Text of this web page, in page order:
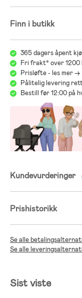
Finn i butikk
365 dagers åpent
Fri frakt* over 1200
Prisløfte - les mer ->
Pålitelig levering
Bestill før 12:00 på
Kundevurderinger
Prishistorikk
Se alle
Se alle
Sist viste